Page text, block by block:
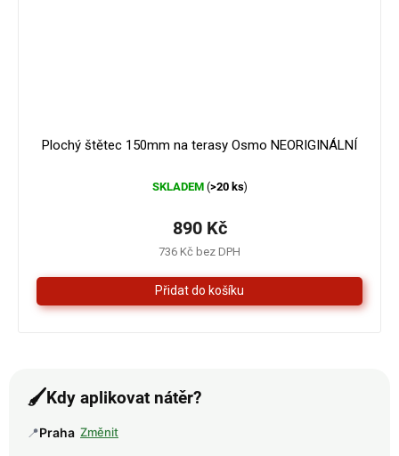
Plochý štětec 150mm na terasy Osmo NEORIGINÁLNÍ
SKLADEM (>20 ks)
736 Kč bez DPH
890 Kč
🖌️Kdy aplikovat nátěr?
📍Praha Změnit